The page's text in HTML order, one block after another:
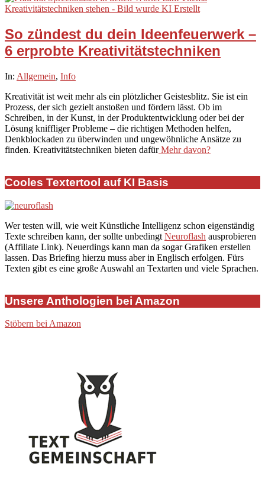
So zündest du dein Ideenfeuerwerk –
6 erprobte Kreativitätstechniken
2025-
22
In: Allgemein, Info
Kreativität ist weit mehr als ein plötzlicher Geistesblitz. Sie ist ein
Prozess, der sich gezielt anstoßen und fördern lässt. Ob im
Schreiben, in der Kunst, in der Produktentwicklung oder bei der
Lösung kniffliger Probleme – die richtigen Methoden helfen,
Denkblockaden zu überwinden und ungewöhnliche Ansätze zu
finden. Kreativitätstechniken bieten dafürMehr davon?
Cooles Textertool auf KI Basis
Wer testen will, wie weit Künstliche Intelligenz schon eigenständig
Texte schreiben kann, der sollte unbedingt Neuroflash ausprobieren
(Affiliate Link). Neuerdings kann man da sogar Grafiken erstellen
lassen. Das Briefing hierzu muss aber in Englisch erfolgen. Fürs
Texten gibt es eine große Auswahl an Textarten und viele Sprachen.
Unsere Anthologien bei Amazon
Stöbern bei Amazon